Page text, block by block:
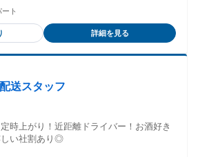
ト
詳細を見る
送スタッフ
時上がり！近距離ドライバー！お酒好き
しい社割あり◎